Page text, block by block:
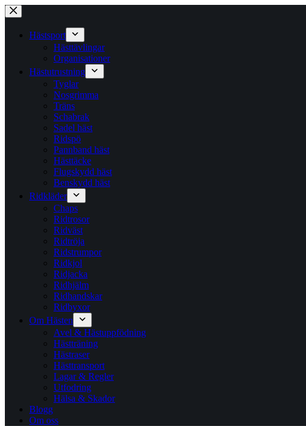
Hoppa
till
innehållHästsport
Hästtävlingar
Organisationer
Hästutrustning
Tyglar
Nosgrimma
Träns
Schabrak
Sadel häst
Ridspö
Pannband häst
Hästtäcke
Flugskydd häst
Benskydd häst
Ridkläder
Chaps
Ridtrosor
Ridväst
Ridtröja
Ridstrumpor
Ridkjol
Ridjacka
Ridhjälm
Ridhandskar
Ridbyxor
Om Hästen
Avel & Hästuppfödning
Hästträning
Hästraser
Hästtransport
Lagar & Regler
Utfodring
Hälsa & Skador
Blogg
Om oss